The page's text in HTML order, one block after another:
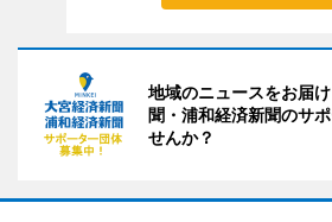
地域のニュースをお届
聞・浦和経済新聞のサ
せんか？